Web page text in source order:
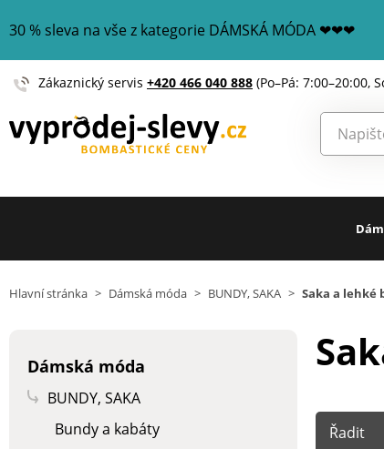
30 % sleva na vše z kategorie DÁMSKÁ MÓDA ❤❤❤
Zákaznický servis +420 466 040 888 (Po–Pá: 7:00–20:00,
Hlavní stránka > Dámská móda > BUNDY, SAKA > Saka a lehké
Dámská móda
BUNDY, SAKA
Bundy a kabáty
Řadit